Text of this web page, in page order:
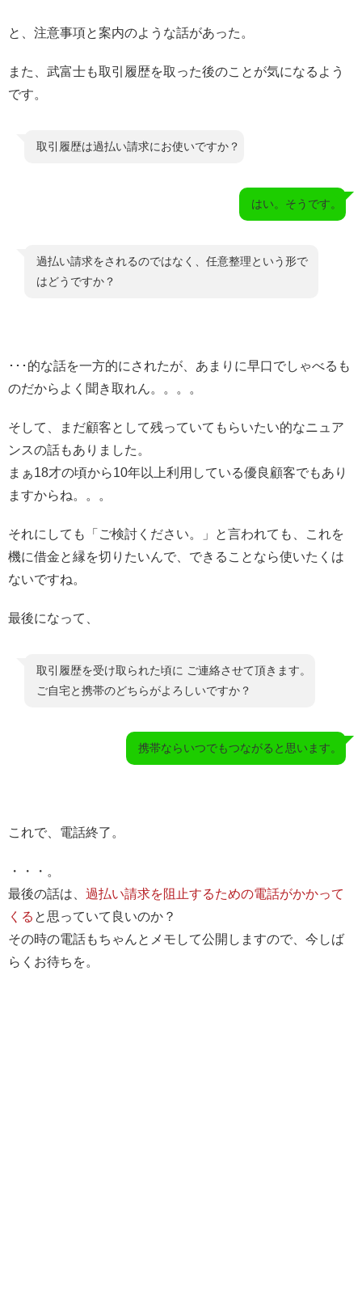
と、注意事項と案内のような話があった。
また、武富士も取引履歴を取った後のことが気になるよう
です。
取引履歴は過払い請求にお使いですか？
はい。そうです。
過払い請求をされるのではなく、任意整理という形で
はどうですか？
･･･的な話を一方的にされたが、あまりに早口でしゃべるも
のだからよく聞き取れん。。。。
そして、まだ顧客として残っていてもらいたい的なニュア
ンスの話もありました。
まぁ18才の頃から10年以上利用している優良顧客でもあり
ますからね。。。
それにしても「ご検討ください。」と言われても、これを
機に借金と縁を切りたいんで、できることなら使いたくは
ないですね。
最後になって、
取引履歴を受け取られた頃に ご連絡させて頂きます。
ご自宅と携帯のどちらがよろしいですか？
携帯ならいつでもつながると思います。
これで、電話終了。
・・・。
最後の話は、 過払い請求を阻止するための電話がかかって
くる と思っていて良いのか？
その時の電話もちゃんとメモして公開しますので、今しば
らくお待ちを。